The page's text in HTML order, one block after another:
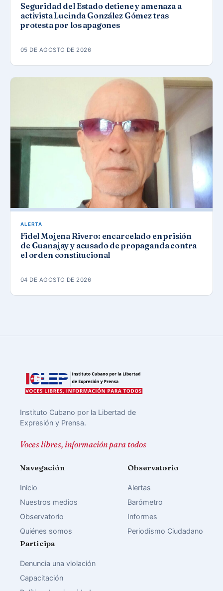
Seguridad del Estado detiene y amenaza a
activista Lucinda González Gómez tras
protesta por los apagones
05 DE AGOSTO DE 2026
ALERTA
Fidel Mojena Rivero: encarcelado en prisión
de Guanajay y acusado de propaganda contra
el orden constitucional
04 DE AGOSTO DE 2026
Instituto Cubano por la Libertad de
Expresión y Prensa.
Voces libres, información para todos
Navegación
Inicio
Nuestros medios
Observatorio
Quiénes somos
Observatorio
Alertas
Barómetro
Informes
Periodismo Ciudadano
Participa
Denuncia una violación
Capacitación